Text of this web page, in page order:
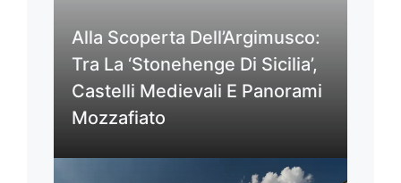
Alla Scoperta Dell’Argimusco:
Tra La ‘Stonehenge Di Sicilia’,
Castelli Medievali E Panorami
Mozzafiato